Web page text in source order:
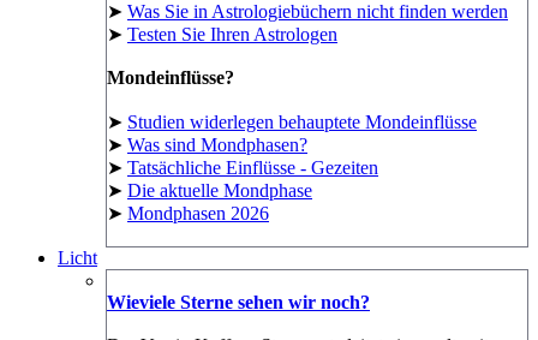
➤ Was Sie in Astrologiebüchern nicht finden werden
➤ Testen Sie Ihren Astrologen
Mondeinflüsse?
➤ Studien widerlegen behauptete Mondeinflüsse
➤ Was sind Mondphasen?
➤ Tatsächliche Einflüsse - Gezeiten
➤ Die aktuelle Mondphase
➤ Mondphasen 2026
Licht
Wieviele Sterne sehen wir noch?